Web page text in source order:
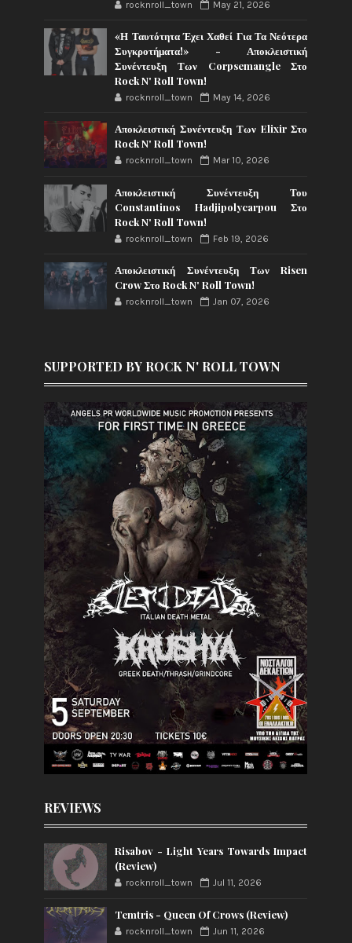
rocknroll_town May 21, 2026
«Η Ταυτότητα Έχει Χαθεί Για Τα Νεότερα
Συγκροτήματα!» - Αποκλειστική
Συνέντευξη Των Corpsemangle Στο
Rock N' Roll Town!
rocknroll_town May 14, 2026
Αποκλειστική Συνέντευξη Των Elixir Στο
Rock N' Roll Town!
rocknroll_town Mar 10, 2026
Αποκλειστική Συνέντευξη Του
Constantinos Hadjipolycarpou Στο
Rock N' Roll Town!
rocknroll_town Feb 19, 2026
Αποκλειστική Συνέντευξη Των Risen
Crow Στο Rock N' Roll Town!
rocknroll_town Jan 07, 2026
SUPPORTED BY ROCK N' ROLL TOWN
REVIEWS
Risabov - Light Years Towards Impact
(Review)
rocknroll_town Jul 11, 2026
Temtris - Queen Of Crows (Review)
rocknroll_town Jun 11, 2026